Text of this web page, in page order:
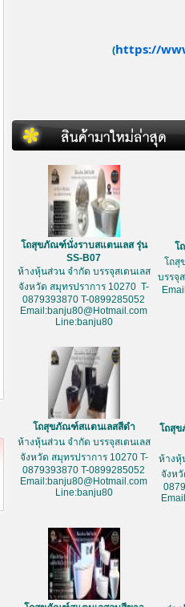
(https://
โถสุขภัณฑ์นั่งราบสแตนเลส รุ่น
SS-B07
ห้างหุ้นส่วน จำกัด บรรจุสเตนเลส
จังหวัด สมุทรปราการ 10270 T-
0879393870 T-0899285052
Email:banju80@Hotmail.com
Line:banju80
โ
โถสุ
บรรจุ
โถสุขภัณฑ์สแตนเลสสีดำ
ห้างหุ้นส่วน จำกัด บรรจุสเตนเลส
จังหวัด สมุทรปราการ 10270 T-
0879393870 T-0899285052
Email:banju80@Hotmail.com
Line:banju80
โถสุ
ห้างหุ้
จังห